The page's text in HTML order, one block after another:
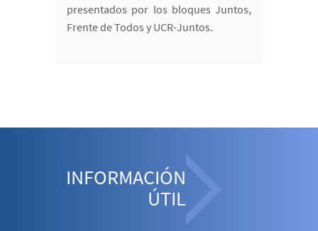
presentados por los bloques Juntos,
Frente de Todos y UCR-Juntos.
INFORMACIÓN
ÚTIL